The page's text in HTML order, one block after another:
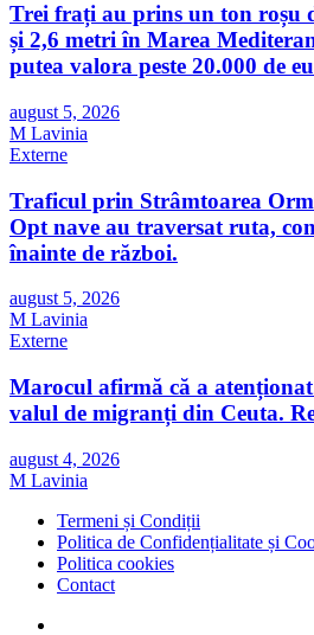
Trei frați au prins un ton roșu
și 2,6 metri în Marea
putea valora peste 20.000 de
august 5, 2026
M Lavinia
Externe
Traficul prin Strâmtoarea
Opt nave au traversat ruta,
înainte de război.
august 5, 2026
M Lavinia
Externe
Marocul afirmă că a
valul de migranți din Ceuta.
august 4, 2026
M Lavinia
Termeni și Condiții
Politica de Confidențialitate și
Politica cookies
Contact